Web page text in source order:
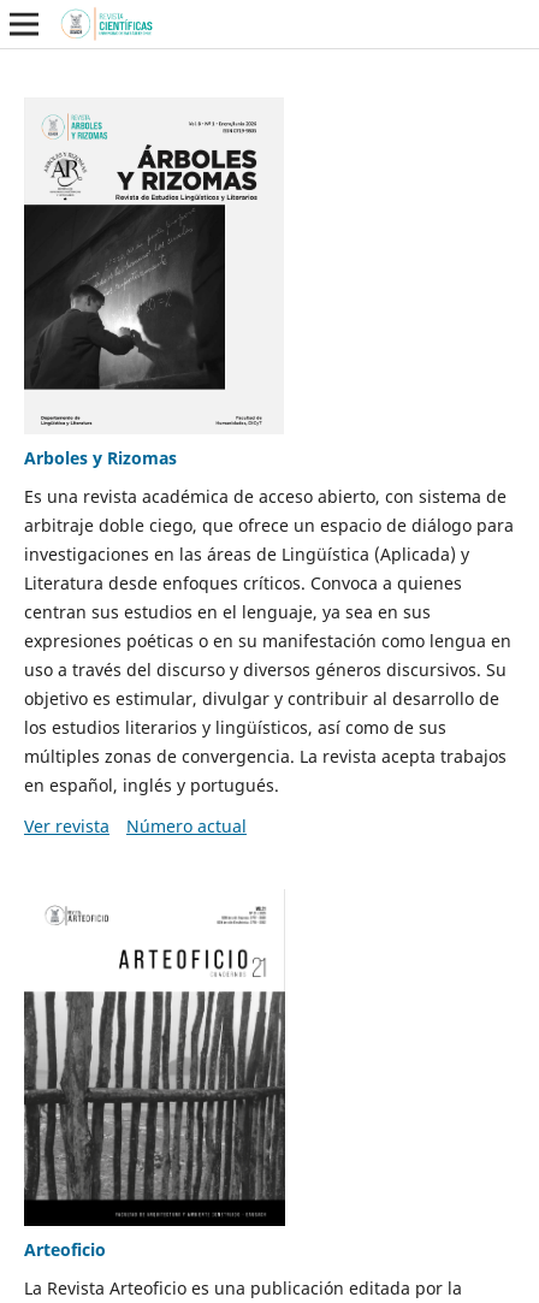
Arboles y Rizomas
Es una revista académica de acceso abierto, con sistema de
arbitraje doble ciego, que ofrece un espacio de diálogo para
investigaciones en las áreas de Lingüística (Aplicada) y
Literatura desde enfoques críticos. Convoca a quienes
centran sus estudios en el lenguaje, ya sea en sus
expresiones poéticas o en su manifestación como lengua en
uso a través del discurso y diversos géneros discursivos. Su
objetivo es estimular, divulgar y contribuir al desarrollo de
los estudios literarios y lingüísticos, así como de sus
múltiples zonas de convergencia. La revista acepta trabajos
en español, inglés y portugués.
Ver revista
Número actual
Arteoficio
La Revista Arteoficio es una publicación editada por la